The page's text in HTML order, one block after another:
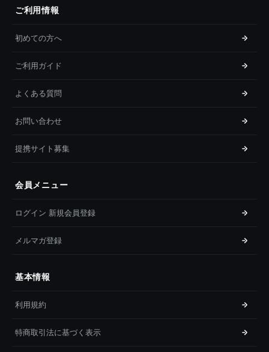
ご利用情報
初めての方へ
ご利用ガイド
よくある質問
お問い合わせ
提携サイト募集
会員メニュー
ログイン 新規会員登録
メルマガ登録
基本情報
利用規約
特商取引法に基づく表示